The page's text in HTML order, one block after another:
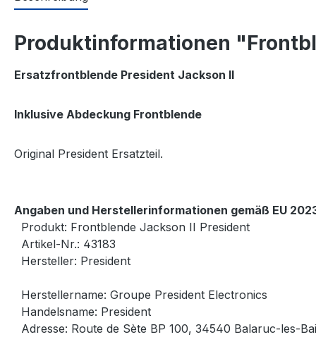
Produktinformationen
Ersatzfrontblende President Jackson II
Inklusive Abdeckung Frontblende
Original President Ersatzteil.
Angaben und Herstellerinformationen gemäß EU
Produkt: Frontblende Jackson II President
Artikel-Nr.: 43183
Hersteller: President
Herstellername: Groupe President Electronics
Handelsname: President
Adresse: Route de Sète BP 100, 34540 Balaruc-les-